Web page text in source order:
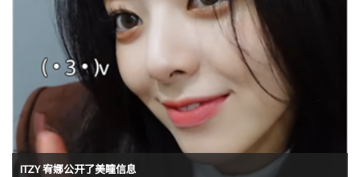
ITZY 宥娜公开了美瞳信息